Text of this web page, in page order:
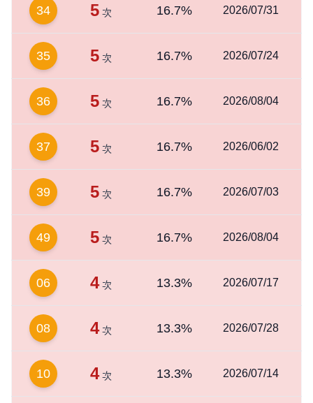
34 5 次 16.7% 2026/07/31
35 5 次 16.7% 2026/07/24
36 5 次 16.7% 2026/08/04
37 5 次 16.7% 2026/06/02
39 5 次 16.7% 2026/07/03
49 5 次 16.7% 2026/08/04
06 4 次 13.3% 2026/07/17
08 4 次 13.3% 2026/07/28
10 4 次 13.3% 2026/07/14